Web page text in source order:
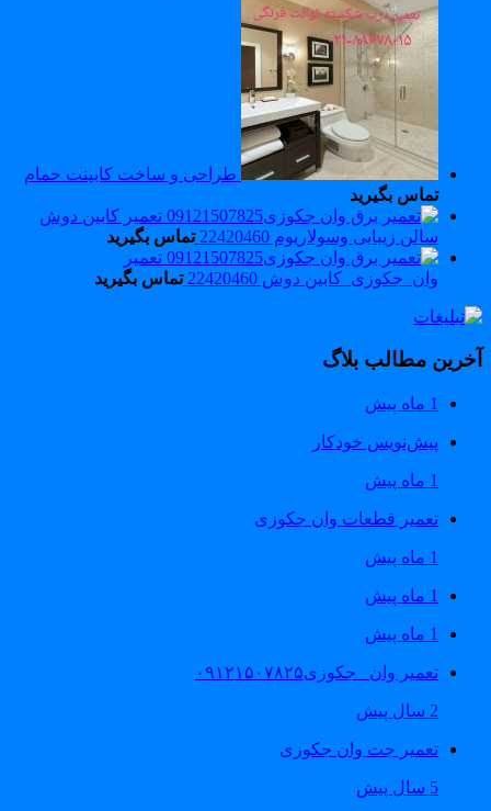
طراحی و ساخت کابینت حمام
تماس بگیرید
تعمیر کابین دوش
سالن زیبایی وسولاریوم 22420460
تماس بگیرید
تعمیر
وان_جکوزی_کابین دوش 22420460
تماس بگیرید
مطالب بلاگ
1 ماه پیش
پیش‌نویس خودکار
تعمیر قطعات وان جکوزی
1 ماه پیش
1 ماه پیش
تعمیر وان _جکوزی۰۹۱۲۱۵۰۷۸۲۵
تعمیر جت وان جکوزی